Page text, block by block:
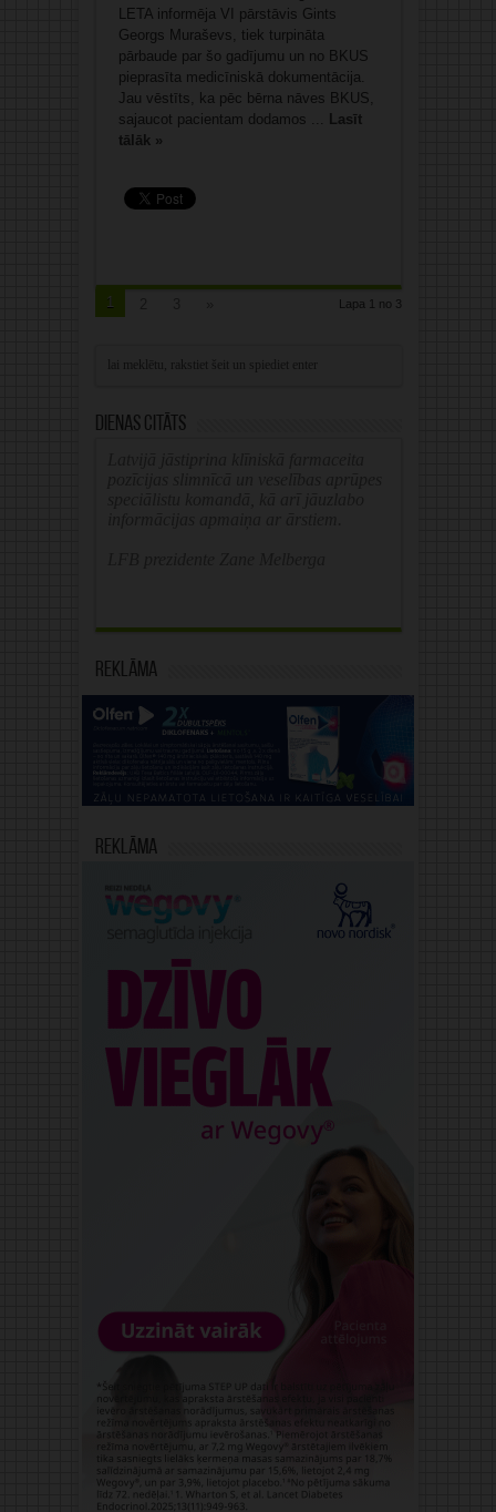
LETA informēja VI pārstāvis Gints
Georgs Muraševs, tiek turpināta
pārbaude par šo gadījumu un no BKUS
pieprasīta medicīniskā dokumentācija.
Jau vēstīts, ka pēc bērna nāves BKUS,
sajaucot pacientam dodamos ... Lasīt
tālāk »
Lapa 1 no 3
1
Dienas citāts
Reklāma
Reklāma